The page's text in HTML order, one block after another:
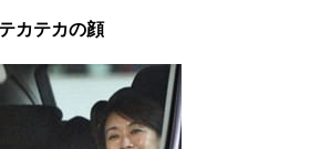
カテカの顔